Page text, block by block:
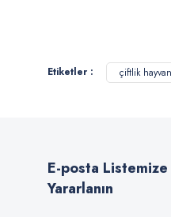
Ürün resmi kalitesiz,
Ürün fiyatı diğer
Bu ürüne benzer farklı
Etiketler : çiftlik
E-posta Listemize
Yararlanın